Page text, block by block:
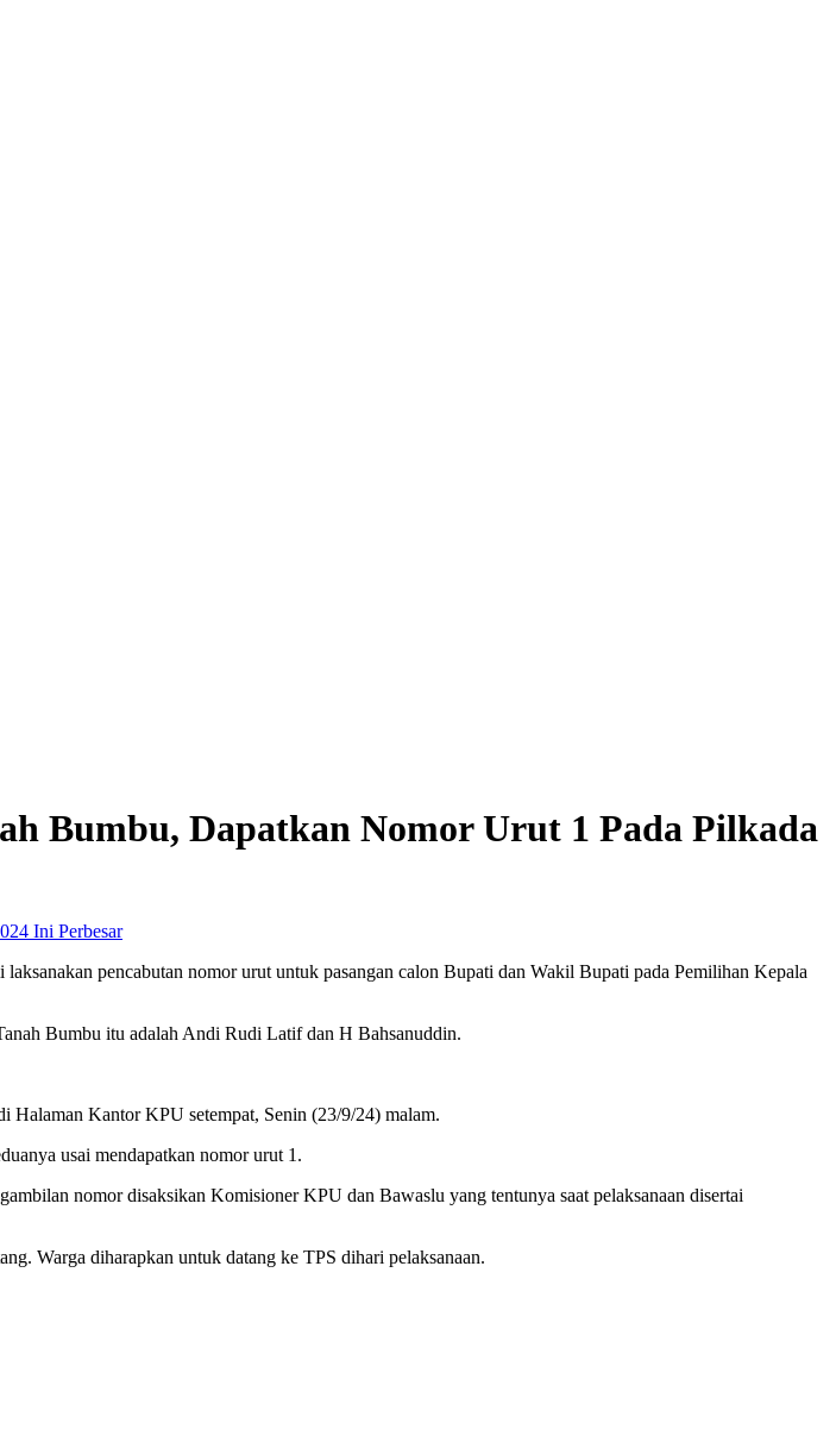
Bumbu, Dapatkan Nomor Urut 1 Pada Pilkada
Perbesar
pencabutan nomor urut untuk pasangan calon Bupati dan Wakil Bupati pada Pemilihan Kepala
Bumbu itu adalah Andi Rudi Latif dan H Bahsanuddin.
Halaman Kantor KPU setempat, Senin (23/9/24) malam.
usai mendapatkan nomor urut 1.
nomor disaksikan Komisioner KPU dan Bawaslu yang tentunya saat pelaksanaan disertai
Warga diharapkan untuk datang ke TPS dihari pelaksanaan.